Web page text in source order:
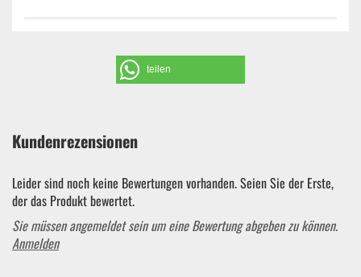
teilen
Kundenrezensionen
Leider sind noch keine Bewertungen vorhanden. Seien Sie der Erste,
der das Produkt bewertet.
Sie müssen angemeldet sein um eine Bewertung abgeben zu können.
Anmelden